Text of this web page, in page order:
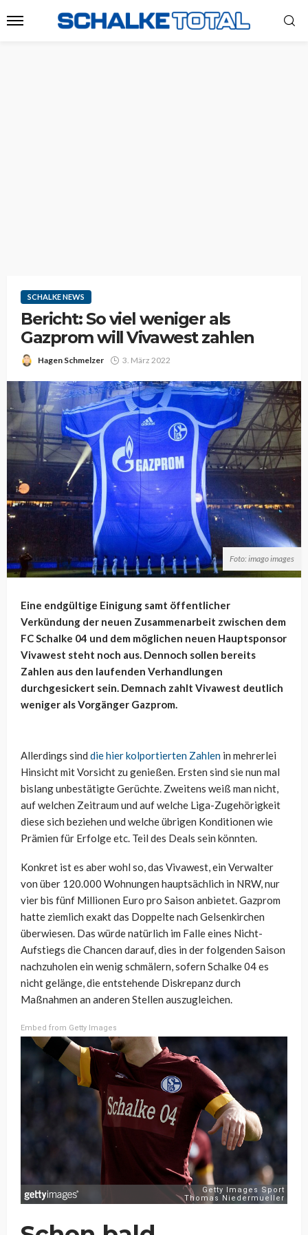
SCHALKE NEWS
Bericht: So viel weniger als
Gazprom will Vivawest zahlen
Hagen Schmelzer 3. März 2022
Foto: imago images
Eine endgültige Einigung samt öffentlicher
Verkündung der neuen Zusammenarbeit zwischen dem
FC Schalke 04 und dem möglichen neuen Hauptsponsor
Vivawest steht noch aus. Dennoch sollen bereits
Zahlen aus den laufenden Verhandlungen
durchgesickert sein. Demnach zahlt Vivawest deutlich
weniger als Vorgänger Gazprom.
Allerdings sind die hier kolportierten Zahlen in mehrerlei
Hinsicht mit Vorsicht zu genießen. Ersten sind sie nun mal
bislang unbestätigte Gerüchte. Zweitens weiß man nicht,
auf welchen Zeitraum und auf welche Liga-Zugehörigkeit
diese sich beziehen und welche übrigen Konditionen wie
Prämien für Erfolge etc. Teil des Deals sein könnten.
Konkret ist es aber wohl so, das Vivawest, ein Verwalter
von über 120.000 Wohnungen hauptsächlich in NRW, nur
vier bis fünf Millionen Euro pro Saison anbietet. Gazprom
hatte ziemlich exakt das Doppelte nach Gelsenkirchen
überwiesen. Das würde natürlich im Falle eines Nicht-
Aufstiegs die Chancen darauf, dies in der folgenden Saison
nachzuholen ein wenig schmälern, sofern Schalke 04 es
nicht gelänge, die entstehende Diskrepanz durch
Maßnahmen an anderen Stellen auszugleichen.
Embed from Getty Images